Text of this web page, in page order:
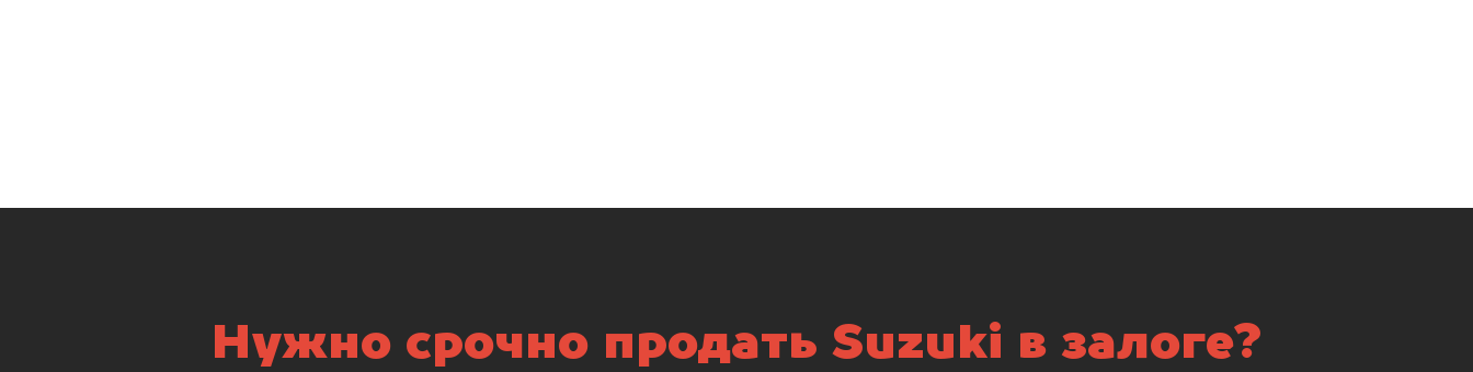
Нужно срочно продать Suzuki в залоге?